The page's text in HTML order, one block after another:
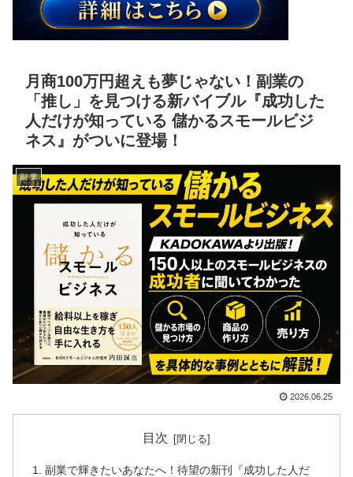
月商100万円超えも夢じゃない！副業の
「推し」を見つける新バイブル『成功した
人だけが知っている 儲かるスモールビジ
ネス』がついに登場！
副 業
2026.06.25
目次
副業で輝きたいあなたへ！待望の新刊『成功した人だ